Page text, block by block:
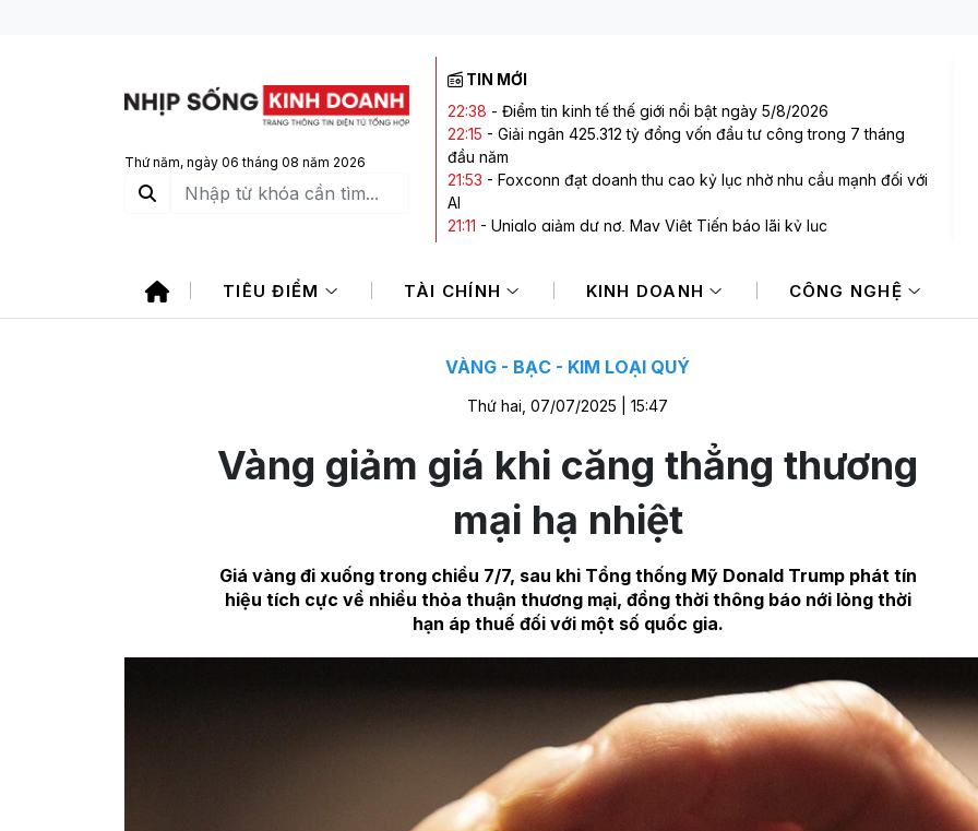
Thứ năm, ngày 06 tháng 08 năm 2026
TIN MỚI
22:38 - Điểm tin kinh tế thế giới nổi bật ngày 5/8/2026
22:15 - Giải ngân 425.312 tỷ đồng vốn đầu tư công trong 7 tháng
đầu năm
21:53 - Foxconn đạt doanh thu cao kỷ lục nhờ nhu cầu mạnh đối với
AI
21:11 - Uniqlo giảm dư nợ, May Việt Tiến báo lãi kỷ lục
20:14- Một cổ phiếu bất ngờ tăng giá thêm 77.500 đồng trong
phiên 5/8
TIÊU ĐIỂM TÀI CHÍNH KINH DOANH CÔNG NGHỆ
VÀNG - BẠC - KIM LOẠI QUÝ
Thứ hai, 07/07/2025 | 15:47
Vàng giảm giá khi căng thẳng thương
mại hạ nhiệt
Giá vàng đi xuống trong chiều 7/7, sau khi Tổng thống Mỹ Donald Trump phát tín
hiệu tích cực về nhiều thỏa thuận thương mại, đồng thời thông báo nới lỏng thời
hạn áp thuế đối với một số quốc gia.